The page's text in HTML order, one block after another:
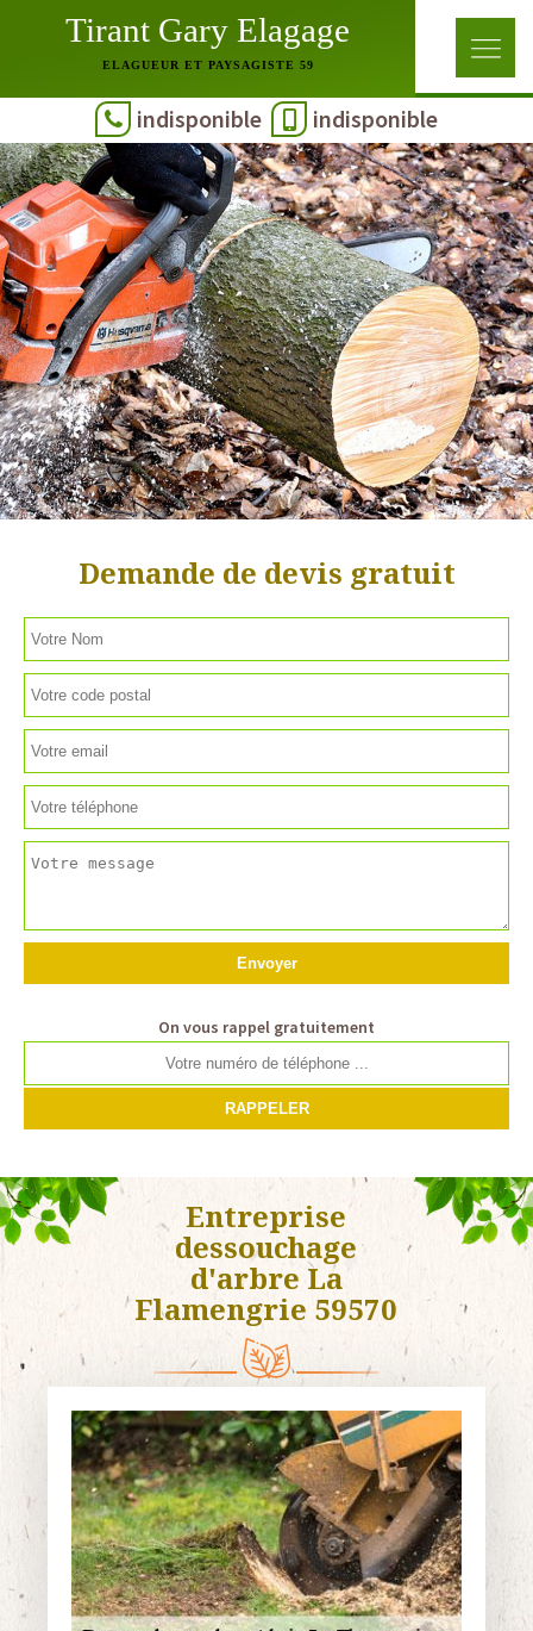
Tirant Gary Elagage
ELAGUEUR ET PAYSAGISTE 59
indisponible indisponible
Demande de devis gratuit
On vous rappel gratuitement
Entreprise
dessouchage
d'arbre La
Flamengrie 59570